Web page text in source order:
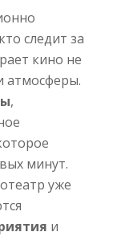
следит за
кино не
атмосферы.
,
минут.
уже
и